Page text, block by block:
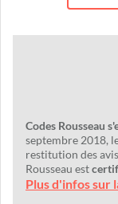
Codes Rousseau
septembre 2018,
restitution des
Rousseau est
Plus d'infos sur